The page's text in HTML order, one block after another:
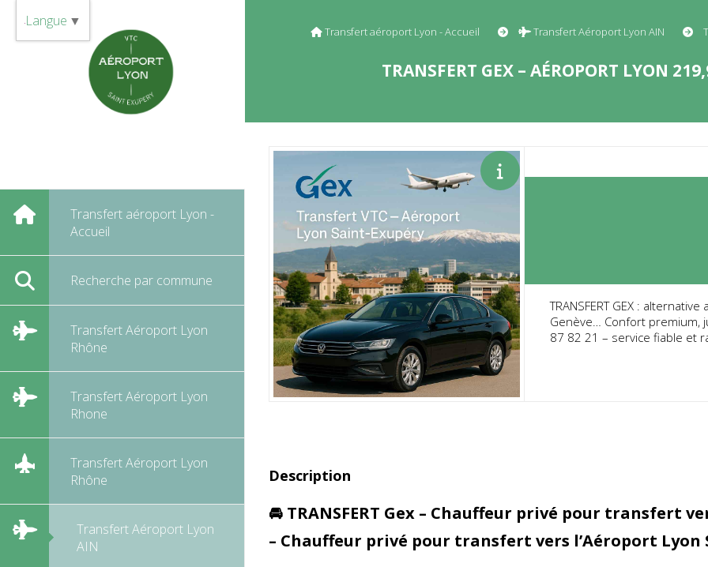
Transfert aéroport Lyon -
Accueil
Recherche par commune
Transfert Aéroport Lyon
Rhône
Transfert Aéroport Lyon
Rhone
Transfert Aéroport Lyon
Rhône
Transfert Aéroport Lyon
AIN
Transfert aéroport Lyon - Accueil Transfert Aéroport Lyon AIN
TRANSFERT GEX – AÉROPORT LYON
TRANSFERT GEX :
Genève… Confort premium,
87 82 21 – service fiable et
Description
🚘 TRANSFERT Gex – Chauffeur privé pour transfert
– Chauffeur privé pour transfert vers l’Aéroport Lyon
Langue ▼